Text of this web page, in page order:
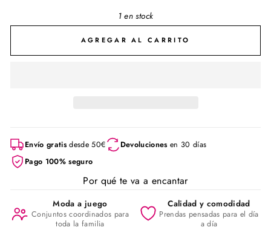
1 en stock
AGREGAR AL CARRITO
Envío gratisdesde 50€ Devolucionesen 30 días
Pago 100% seguro
Por qué te va a encantar
Moda a juego
Conjuntos coordinados para
toda la familia
Calidad y comodidad
Prendas pensadas para el día
a día